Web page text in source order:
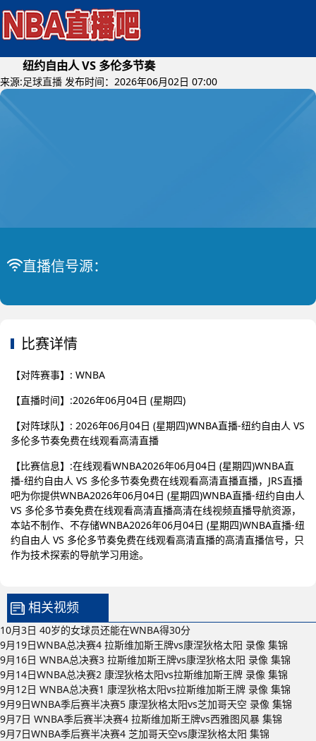
纽约自由人 VS 多伦多节奏
来源:足球直播 发布时间：2026年06月02日 07:00
WNBA
直播信号源：
比赛详情
【对阵赛事】: WNBA
【直播时间】:2026年06月04日 (星期四)
【对阵球队】: 2026年06月04日 (星期四)WNBA直播-纽约自由人 VS
多伦多节奏免费在线观看高清直播
【比赛信息】:在线观看WNBA2026年06月04日 (星期四)WNBA直
播-纽约自由人 VS 多伦多节奏免费在线观看高清直播直播，JRS直播
吧为你提供WNBA2026年06月04日 (星期四)WNBA直播-纽约自由人
VS 多伦多节奏免费在线观看高清直播高清在线视频直播导航资源，
本站不制作、不存储WNBA2026年06月04日 (星期四)WNBA直播-纽
约自由人 VS 多伦多节奏免费在线观看高清直播的高清直播信号，只
作为技术探索的导航学习用途。
相关视频
10月3日 40岁的女球员还能在WNBA得30分
9月19日WNBA总决赛4 拉斯维加斯王牌vs康涅狄格太阳 录像 集锦
9月16日 WNBA总决赛3 拉斯维加斯王牌vs康涅狄格太阳 录像 集锦
9月14日WNBA总决赛2 康涅狄格太阳vs拉斯维加斯王牌 录像 集锦
9月12日 WNBA总决赛1 康涅狄格太阳vs拉斯维加斯王牌 录像 集锦
9月9日WNBA季后赛半决赛5 康涅狄格太阳vs芝加哥天空 录像 集锦
9月7日 WNBA季后赛半决赛4 拉斯维加斯王牌vs西雅图风暴 集锦
9月7日WNBA季后赛半决赛4 芝加哥天空vs康涅狄格太阳 集锦